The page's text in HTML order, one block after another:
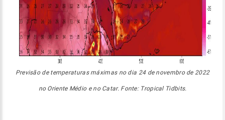
Previsão de temperaturas máximas no dia 24 de novembro de 2022
no Oriente Médio e no Catar. Fonte: Tropical Tidbits.